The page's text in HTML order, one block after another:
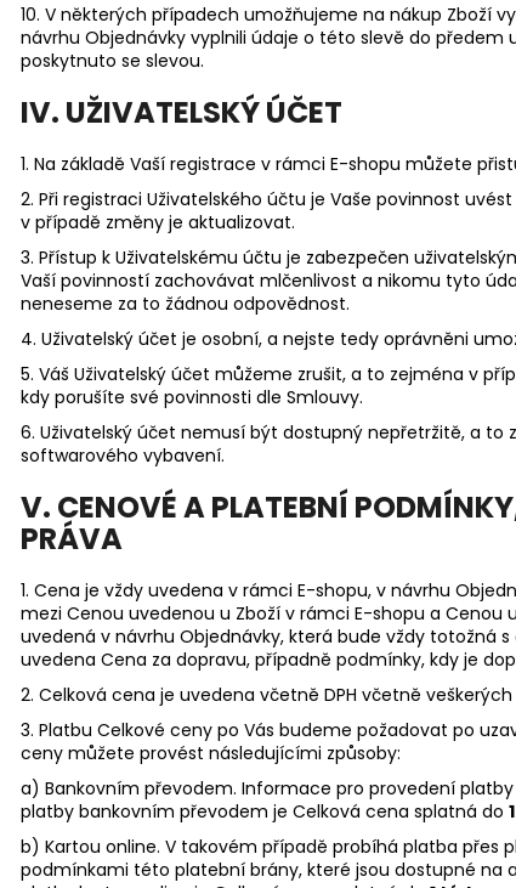
10. V některých případech umožňujeme na nákup Zboží
návrhu Objednávky vyplnili údaje o této slevě do předem
poskytnuto se slevou.
IV. UŽIVATELSKÝ ÚČET
1. Na základě Vaší registrace v rámci E-shopu můžete
2. Při registraci Uživatelského účtu je Vaše povinnost
v případě změny je aktualizovat.
3. Přístup k Uživatelskému účtu je zabezpečen
Vaší povinností zachovávat mlčenlivost a nikomu tyto
neneseme za to žádnou odpovědnost.
4. Uživatelský účet je osobní, a nejste tedy oprávněni
5. Váš Uživatelský účet můžeme zrušit, a to zejména v
kdy porušíte své povinnosti dle Smlouvy.
6. Uživatelský účet nemusí být dostupný nepřetržitě, a
softwarového vybavení.
V. CENOVÉ A PLATEBNÍ
PRÁVA
1. Cena je vždy uvedena v rámci E-shopu, v návrhu
mezi Cenou uvedenou u Zboží v rámci E-shopu a
uvedená v návrhu Objednávky, která bude vždy totožná
uvedena Cena za dopravu, případně podmínky, kdy je
2. Celková cena je uvedena včetně DPH včetně
3. Platbu Celkové ceny po Vás budeme požadovat po
ceny můžete provést následujícími způsoby:
a) Bankovním převodem. Informace pro provedení
platby bankovním převodem je Celková cena splatná do
b) Kartou online. V takovém případě probíhá platba přes
podmínkami této platební brány, které jsou dostupné